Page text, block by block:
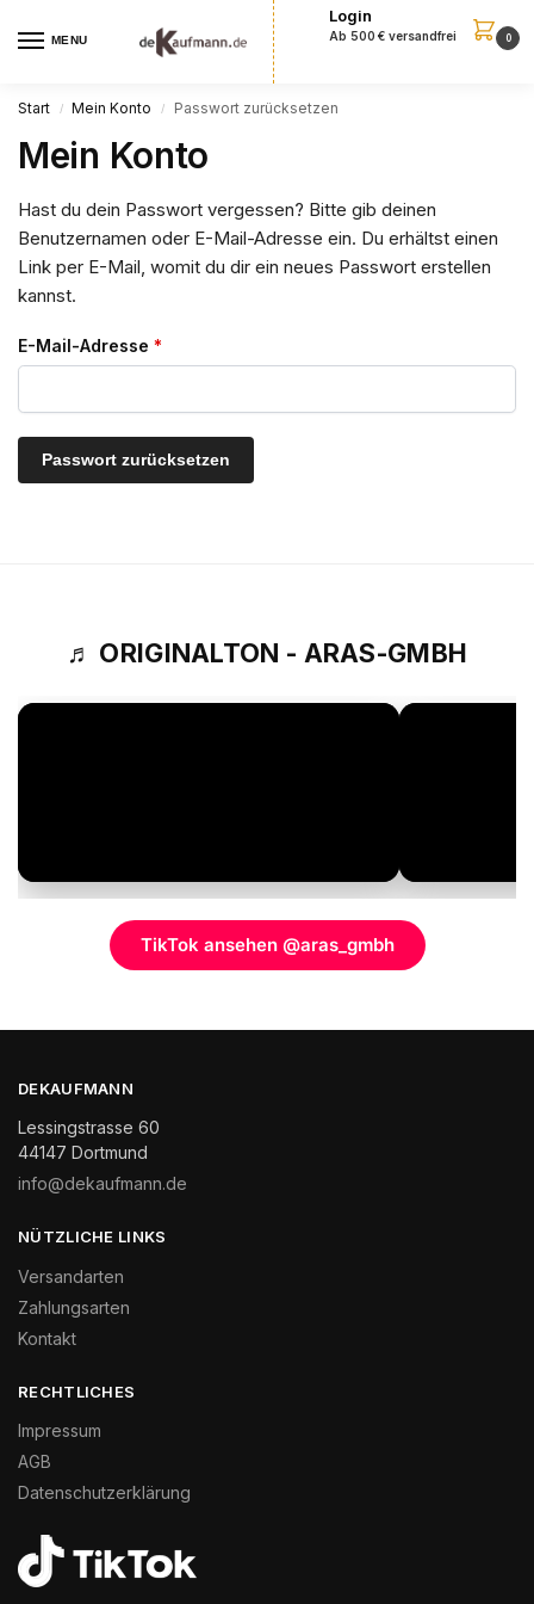
MENU
Login
Ab 500 € versandfrei 0
Start / Mein Konto / Passwort zurücksetzen
Mein Konto
Hast du dein Passwort vergessen? Bitte gib deinen
Benutzernamen oder E-Mail-Adresse ein. Du erhältst einen
Link per E-Mail, womit du dir ein neues Passwort erstellen
kannst.
E-Mail-Adresse *
Passwort zurücksetzen
♬ ORIGINALTON - ARAS-GMBH
TikTok ansehen @aras_gmbh
DEKAUFMANN
Lessingstrasse 60
44147 Dortmund
info@dekaufmann.de
NÜTZLICHE LINKS
Versandarten
Zahlungsarten
Kontakt
RECHTLICHES
Impressum
AGB
Datenschutzerklärung